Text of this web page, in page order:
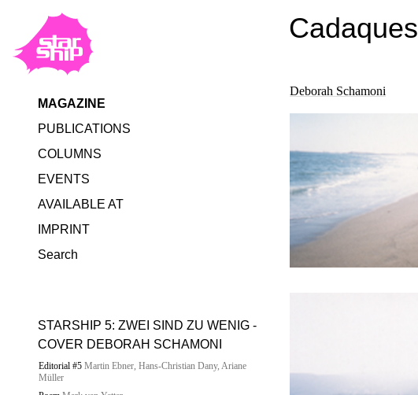
MAGAZINE
PUBLICATIONS
COLUMNS
EVENTS
AVAILABLE AT
IMPRINT
Search
STARSHIP 5: ZWEI SIND ZU WENIG -
COVER DEBORAH SCHAMONI
Editorial #5 Martin Ebner, Hans-Christian Dany, Ariane
Müller
Cadaques
Deborah Schamoni